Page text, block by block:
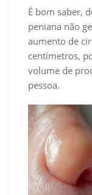
É bom saber,
peniana não
aumento de
centímetros,
volume de
pessoa.